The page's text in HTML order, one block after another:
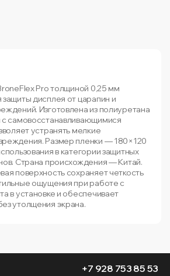
Pro толщиной 0,25 мм
дисплея от царапин и
Изготовлена из полиуретана
с самовосстанавливающимися
устранять мелкие
Размер пленки — 180×120
в категории защитных
Страна происхождения — Китай.
поверхность сохраняет четкость
ощущения при работе с
в установке и обеспечивает
утолщения экрана.
+7 928 753 85 53